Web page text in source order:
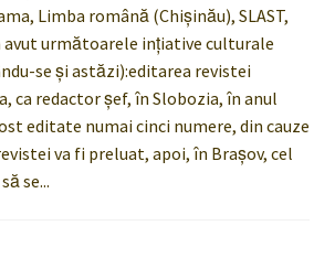
Limba română (Chişinău), SLAST,
avut următoarele inţiative culturale
se şi astăzi):editarea revistei
ca redactor şef, în Slobozia, în anul
editate numai cinci numere, din cauze
va fi preluat, apoi, în Braşov, cel
se...